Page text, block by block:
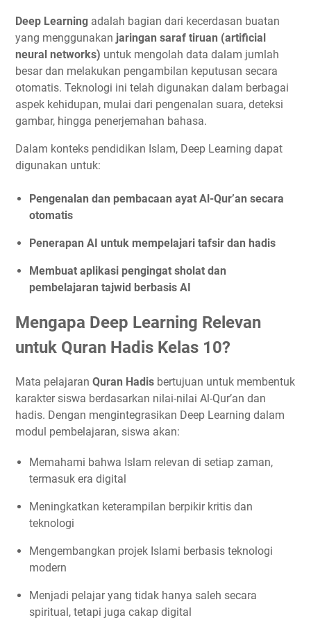
Deep Learning adalah bagian dari kecerdasan buatan
yang menggunakan jaringan saraf tiruan (artificial
neural networks) untuk mengolah data dalam jumlah
besar dan melakukan pengambilan keputusan secara
otomatis. Teknologi ini telah digunakan dalam berbagai
aspek kehidupan, mulai dari pengenalan suara, deteksi
gambar, hingga penerjemahan bahasa.
Dalam konteks pendidikan Islam, Deep Learning dapat
digunakan untuk:
Pengenalan dan pembacaan ayat Al-Qur’an secara
otomatis
Penerapan AI untuk mempelajari tafsir dan hadis
Membuat aplikasi pengingat sholat dan
pembelajaran tajwid berbasis AI
Mengapa Deep Learning Relevan
untuk Quran Hadis Kelas 10?
Mata pelajaran Quran Hadis bertujuan untuk membentuk
karakter siswa berdasarkan nilai-nilai Al-Qur’an dan
hadis. Dengan mengintegrasikan Deep Learning dalam
modul pembelajaran, siswa akan:
Memahami bahwa Islam relevan di setiap zaman,
termasuk era digital
Meningkatkan keterampilan berpikir kritis dan
teknologi
Mengembangkan projek Islami berbasis teknologi
modern
Menjadi pelajar yang tidak hanya saleh secara
spiritual, tetapi juga cakap digital